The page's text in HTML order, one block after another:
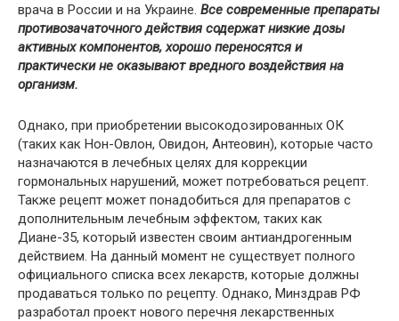
врача в России и на Украине. Все современные препараты
противозачаточного действия содержат низкие дозы
активных компонентов, хорошо переносятся и
практически не оказывают вредного воздействия на
организм.
Однако, при приобретении высокодозированных ОК
(таких как Нон-Овлон, Овидон, Антеовин), которые часто
назначаются в лечебных целях для коррекции
гормональных нарушений, может потребоваться рецепт.
Также рецепт может понадобиться для препаратов с
дополнительным лечебным эффектом, таких как
Диане-35, который известен своим антиандрогенным
действием. На данный момент не существует полного
официального списка всех лекарств, которые должны
продаваться только по рецепту. Однако, Минздрав РФ
разработал проект нового перечня лекарственных